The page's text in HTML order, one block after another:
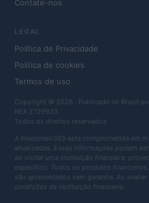
Contate-nos
LEGAL
Política de Privacidade
Política de cookies
Termos de uso
Copyright © 2026 · Publicado no Brasil
REA 2729933
Todos os direitos reservados
A Investindo365 está comprometida em
atualizadas. Essas informações podem
ao visitar uma instituição financeira,
específico. Todos os produtos
são apresentados sem garantia. Ao
condições da instituição financeira.